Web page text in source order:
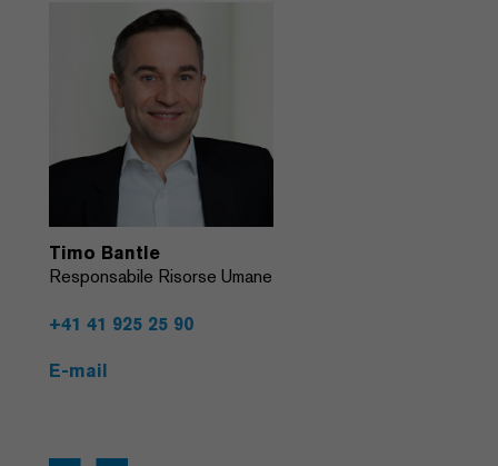
Timo Bantle
Responsabile Risorse Umane
+41 41 925 25 90
E-mail